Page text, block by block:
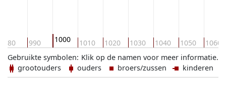
980 990 1000 1010 1020 1030 1040 1050 1060
Klik op de namen voor meer informatie.
Gebruikte symbolen:
grootouders
ouders broers/zussen kinderen